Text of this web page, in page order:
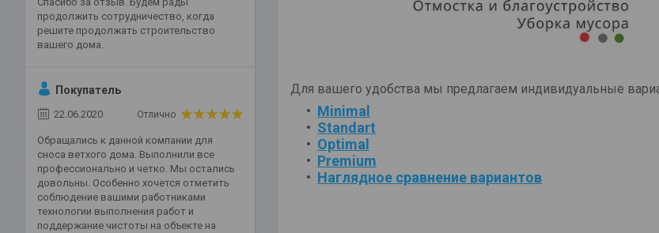
Для вашего удобства мы предлагаем индивидуальные
Minimal
Standart
Optimal
Premium
Наглядное сравнение вариантов
продолжить сотрудничество, когда
решите продолжать строительство
вашего дома.
Покупатель
22.06.2020 Отлично
Обращались к данной компании для
сноса ветхого дома. Выполнили все
профессионально и четко. Мы остались
довольны. Особенно хочется отметить
соблюдение вашими работниками
технологии выполнения работ и
поддержание чистоты на объекте на